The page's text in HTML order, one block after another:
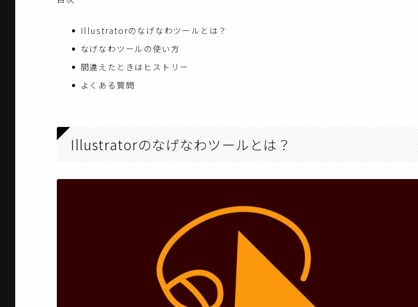
Illustratorのなげなわツールとは？
なげなわツールの使い方
間違えたときはヒストリー
よくある質問
Illustratorのなげなわツールとは？